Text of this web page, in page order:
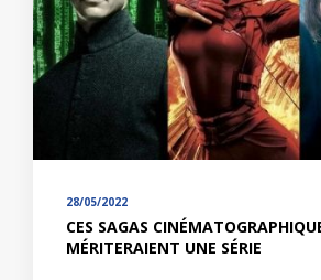
28/05/2022
CES SAGAS
MÉRITERAIENT UNE SÉRIE